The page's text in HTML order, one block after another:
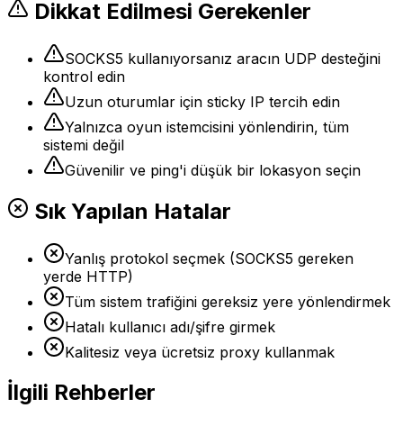
Dikkat Edilmesi Gerekenler
SOCKS5 kullanıyorsanız aracın UDP desteğini
kontrol edin
Uzun oturumlar için sticky IP tercih edin
Yalnızca oyun istemcisini yönlendirin, tüm
sistemi değil
Güvenilir ve ping'i düşük bir lokasyon seçin
Sık Yapılan Hatalar
Yanlış protokol seçmek (SOCKS5 gereken
yerde HTTP)
Tüm sistem trafiğini gereksiz yere yönlendirmek
Hatalı kullanıcı adı/şifre girmek
Kalitesiz veya ücretsiz proxy kullanmak
İlgili Rehberler